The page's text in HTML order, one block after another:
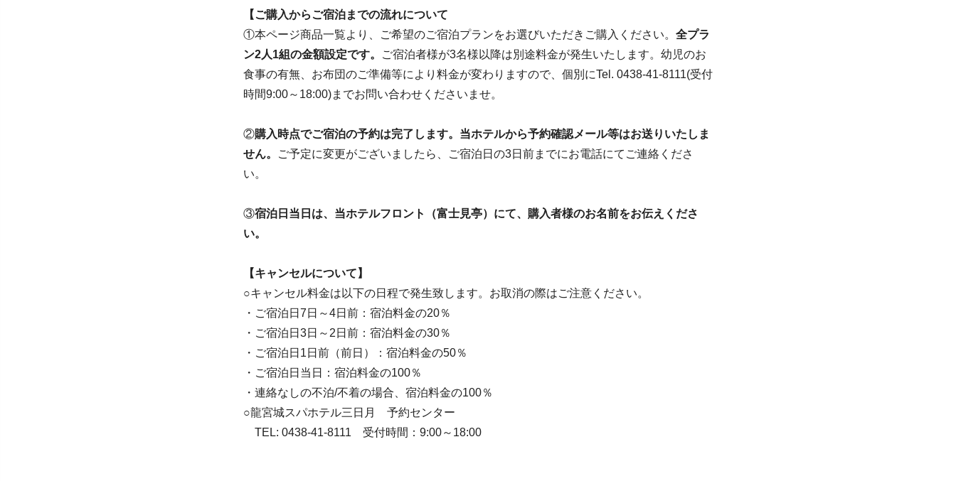
【ご購入からご宿泊までの流れについて
①本ページ商品一覧より、ご希望のご宿泊プランをお選びいただきご購入ください。 全プラ
ン2人1組の金額設定です。
ご宿泊者様が3名様以降は別途料金が発生いたします。幼児のお
食事の有無、お布団のご準備等により料金が変わりますので、個別にTel. 0438-41-8111(受付
時間9:00～18:00)までお問い合わせくださいませ。
②購入時点でご宿泊の予約は完了します。当ホテルから予約確認メール等はお送りいたしま
せん。
ご予定に変更がございましたら、ご宿泊日の3日前までにお電話にてご連絡くださ
い。
③宿泊日当日は、当ホテルフロント（富士見亭）にて、購入者様のお名前をお伝えくださ
い。
【キャンセルについて】
○キャンセル料金は以下の日程で発生致します。お取消の際はご注意ください。
・ご宿泊日7日～4日前：宿泊料金の20％
・ご宿泊日3日～2日前：宿泊料金の30％
・ご宿泊日1日前（前日）：宿泊料金の50％
・ご宿泊日当日：宿泊料金の100％
・連絡なしの不泊/不着の場合、宿泊料金の100％
○龍宮城スパホテル三日月 予約センター
TEL: 0438-41-8111 受付時間：9:00～18:00